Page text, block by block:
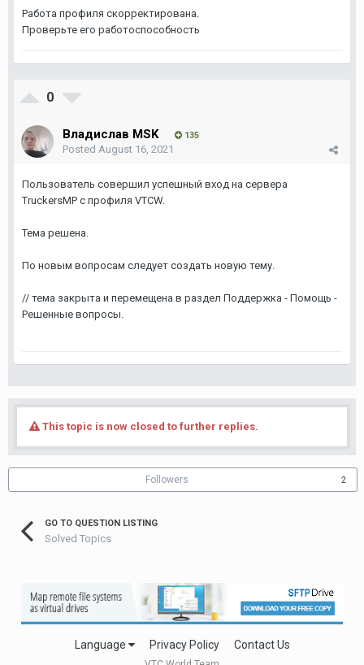
Работа профиля скорректирована.
Проверьте его работоспособность
0
Владислав MSK 135
Posted August 16, 2021
Пользователь совершил успешный вход на сервера
TruckersMP с профиля VTCW.
Тема решена.
По новым вопросам следует создать новую тему.
// тема закрыта и перемещена в раздел Поддержка - Помощь -
Решенные вопросы.
This topic is now closed to further replies.
Followers 2
GO TO QUESTION LISTING
Solved Topics
Language Privacy Policy Contact Us